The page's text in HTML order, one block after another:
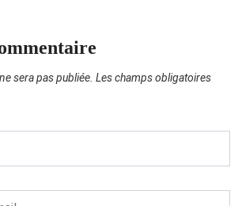
sera pas publiée. Les champs obligatoires